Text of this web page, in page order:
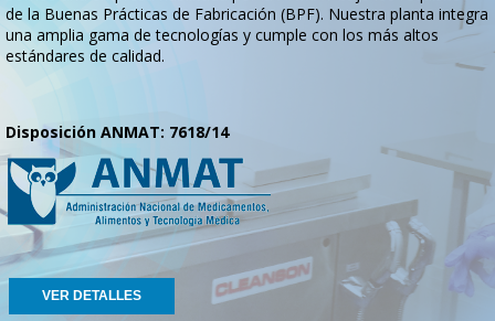
de la Buenas Prácticas de Fabricación (BPF). Nuestra planta integra
una amplia gama de tecnologías y cumple con los más altos
estándares de calidad.
Disposición ANMAT: 7618/14
VER DETALLES